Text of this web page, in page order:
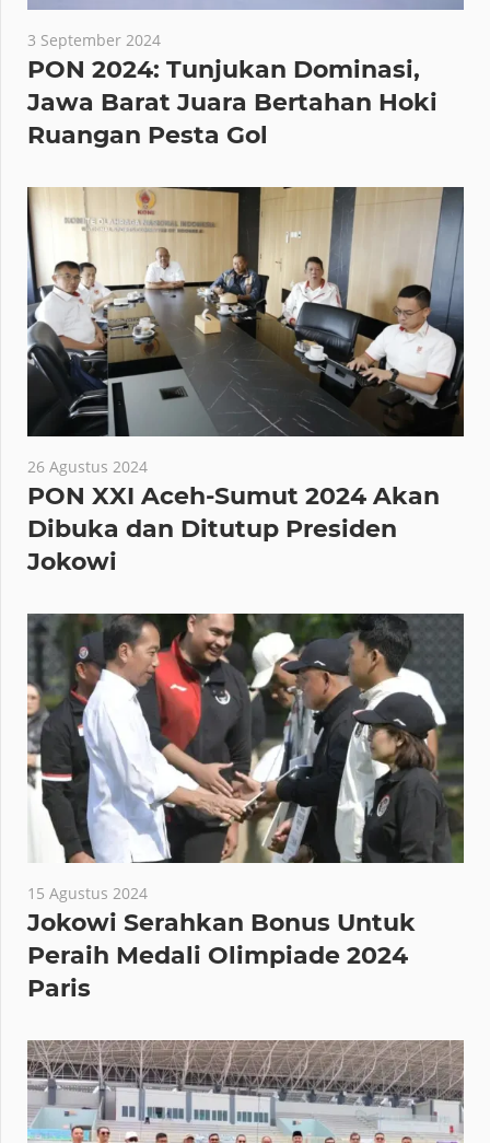
3 September 2024
PON 2024: Tunjukan Dominasi,
Jawa Barat Juara Bertahan Hoki
Ruangan Pesta Gol
26 Agustus 2024
PON XXI Aceh-Sumut 2024 Akan
Dibuka dan Ditutup Presiden
Jokowi
15 Agustus 2024
Jokowi Serahkan Bonus Untuk
Peraih Medali Olimpiade 2024
Paris